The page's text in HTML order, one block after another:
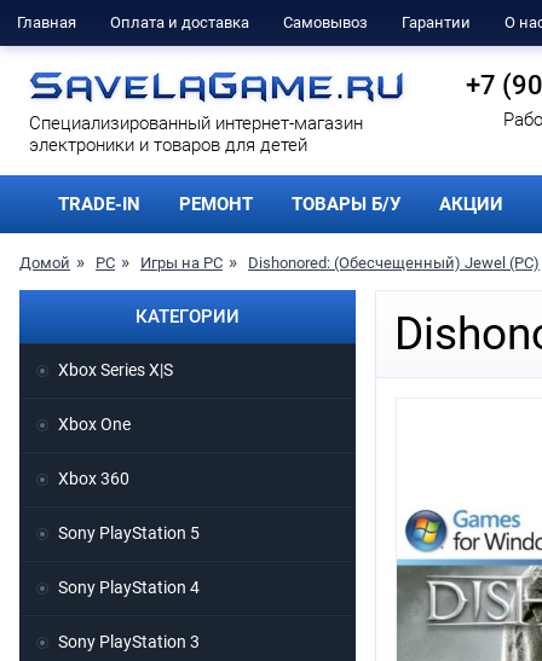
Главная Оплата и доставка Самовывоз Гарантии О
Cпециализированный интернет-магазин
электроники и товаров для детей
+7
TRADE-IN РЕМОНТ ТОВАРЫ Б/У АКЦИИ
Домой PC Игры на PC Dishonored: (Обесчещенный) Jewel (PC)
КАТЕГОРИИ
Xbox Series X|S
Xbox One
Xbox 360
Sony PlayStation 5
Sony PlayStation 4
Sony PlayStation 3